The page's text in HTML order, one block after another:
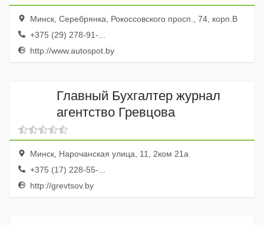
Минск, Серебрянка, Рокоссовского просп., 74, корп.В
+375 (29) 278-91-...
http://www.autospot.by
Главный Бухгалтер журнал
агентство Гревцова
Минск, Нарочанская улица, 11, 2ком 21а
+375 (17) 228-55-...
http://grevtsov.by